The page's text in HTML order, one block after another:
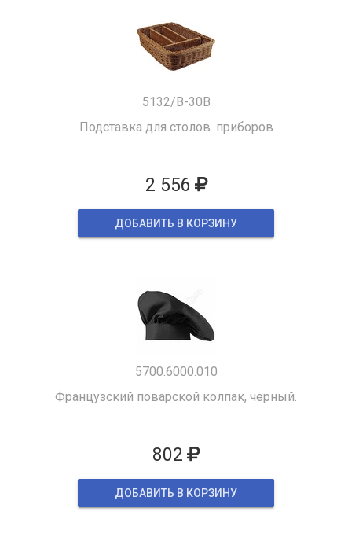
5132/B-30B
Подставка для столов. приборов
2 556
ДОБАВИТЬ В КОРЗИНУ
5700.6000.010
Французский поварской колпак, черный.
802
ДОБАВИТЬ В КОРЗИНУ